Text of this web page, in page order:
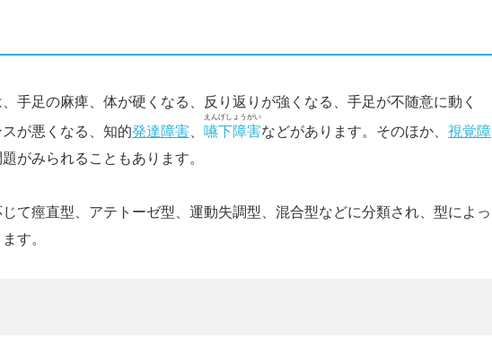
手足の麻痺、体が硬くなる、反り返りが強くなる、手足が不随意に動く
スが悪くなる、知的発達障害、 嚥下障害
えんげしょうがい
などがあります。そのほか、 視覚障
がみられることもあります。
て痙直型、アテトーゼ型、運動失調型、混合型などに分類され、型によっ
す。